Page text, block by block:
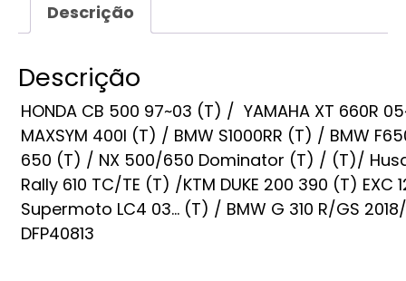
quantidade
Descrição
Descrição
HONDA CB 500 97~03 (T) / YAMAHA XT 660R
MAXSYM 400I (T) / BMW S1000RR (T) / BMW
650 (T) / NX 500/650 Dominator (T) / (T)/
Rally 610 TC/TE (T) /KTM DUKE 200 390 (T)
Supermoto LC4 03… (T) / BMW G 310 R/GS 2018/
DFP40813